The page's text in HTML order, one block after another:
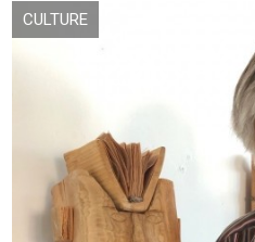
CULTURE